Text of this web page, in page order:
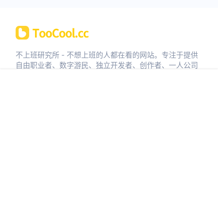
不上班研究所 - 不想上班的人都在看的网站。专注于提供
自由职业者、数字游民、独立开发者、创作者、一人公司